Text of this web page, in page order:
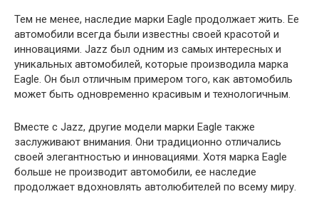
Тем не менее, наследие марки Eagle продолжает жить. Ее
автомобили всегда были известны своей красотой и
инновациями. Jazz был одним из самых интересных и
уникальных автомобилей, которые производила марка
Eagle. Он был отличным примером того, как автомобиль
может быть одновременно красивым и технологичным.
Вместе с Jazz, другие модели марки Eagle также
заслуживают внимания. Они традиционно отличались
своей элегантностью и инновациями. Хотя марка Eagle
больше не производит автомобили, ее наследие
продолжает вдохновлять автолюбителей по всему миру.